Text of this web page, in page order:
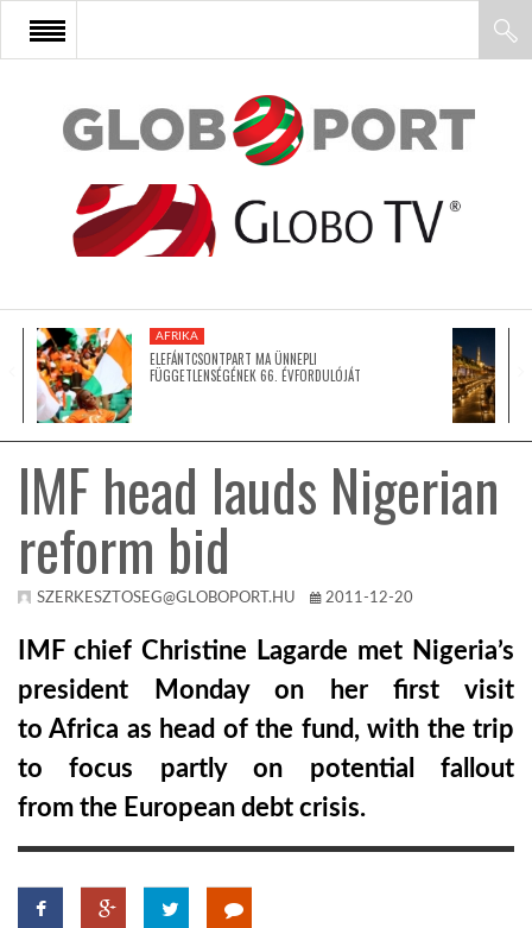
FŐOLDAL
AFRIKA
ÁZSIA
LATIN-AMERIKA
AUSZTRÁLIA
A VILÁG ITTHON
MÉDIA
AFRIKA
ELEFÁNTCSONTPART MA ÜNNEPLI
FÜGGETLENSÉGÉNEK 66. ÉVFORDULÓJÁT
IMF head lauds Nigerian
reform bid
SZERKESZTOSEG@GLOBOPORT.HU 2011-12-20
IMF chief Christine Lagarde met Nigeria’s
president Monday on her first visit
to Africa as head of the fund, with the trip
to focus partly on potential fallout
from the European debt crisis.